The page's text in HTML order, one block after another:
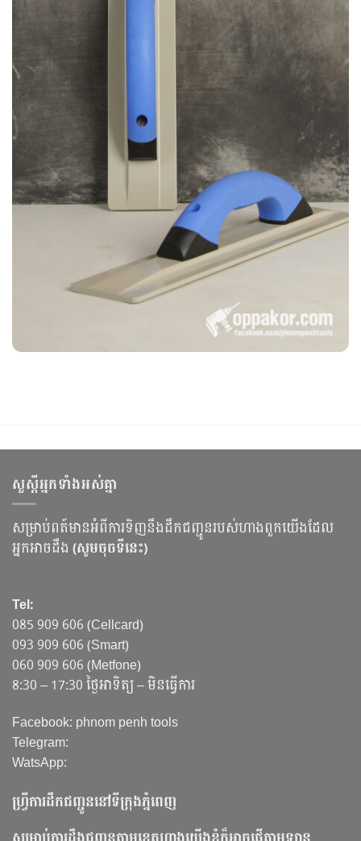
សួស្ដីអ្នកទាំងអស់គ្នា
សម្រាប់ពត៍មានអំពីការទិញនឹងដឹកជញ្ជូនរបស់ហាងពួកយើងដែល
អ្នកអាចដឹង (សូមចុចទីនេះ)
Tel:
085 909 606 (Cellcard)
093 909 606 (Smart)
060 909 606 (Metfone)
8:30 – 17:30 ថ្ងៃអាទិត្យ – មិនធ្វើការ
Facebook: phnom penh tools
Telegram:
WatsApp:
ហ្វ្រីការដឹកជញ្ជូននៅទីក្រុងភ្នំពេញ